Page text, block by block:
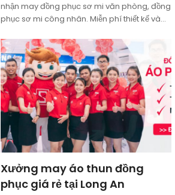
nhận may đồng phục sơ mi văn phòng, đồng
phục sơ mi công nhân. Miễn phí thiết kế và
Xưởng may áo thun đồng
phục giá rẻ tại Long An